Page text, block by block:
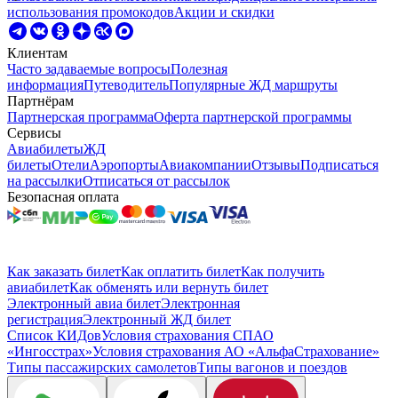
использования промокодовАкции и скидки
Клиентам
Часто задаваемые вопросыПолезная
информацияПутеводительПопулярные ЖД маршруты
Партнёрам
Партнерская программаОферта партнерской программы
Сервисы
АвиабилетыЖД
билетыОтелиАэропортыАвиакомпанииОтзывыПодписаться
на рассылкиОтписаться от рассылок
Безопасная оплата
Как заказать билетКак оплатить билетКак получить
авиабилетКак обменять или вернуть билет
Электронный авиа билетЭлектронная
регистрацияЭлектронный ЖД билет
Список КИДовУсловия страхования СПАО
«Ингосстрах»Условия страхования АО «АльфаСтрахование»
Типы пассажирских самолетовТипы вагонов и поездов